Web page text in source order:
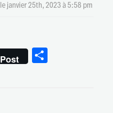
le janvier 25th, 2023 à 5:58 pm
Post